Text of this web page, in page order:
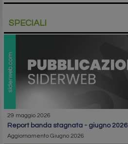
SPECIALI
29 maggio 2026
report banda stagnata - giugno 2026
Aggiornamento Giugno 2026